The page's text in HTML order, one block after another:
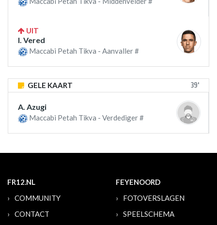
UIT
I. Vered
Maccabi Petah Tikva - Aanvaller #
GELE KAART 39'
A. Azugi
Maccabi Petah Tikva - Verdediger #
FR12.NL
COMMUNITY
CONTACT
FEYENOORD
FOTOVERSLAGEN
SPEELSCHEMA